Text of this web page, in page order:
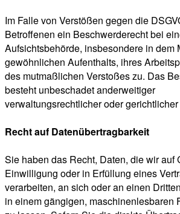
Im Falle von Verstößen gegen die
Betroffenen ein Beschwerderecht bei
Aufsichtsbehörde, insbesondere in dem
gewöhnlichen Aufenthalts, ihres
des mutmaßlichen Verstoßes zu. Das
besteht unbeschadet anderweitiger
verwaltungsrechtlicher oder
Recht auf Datenübertragbarkeit
Sie haben das Recht, Daten, die wir auf
Einwilligung oder in Erfüllung eines
verarbeiten, an sich oder an einen Dritten
in einem gängigen, maschinenlesbaren